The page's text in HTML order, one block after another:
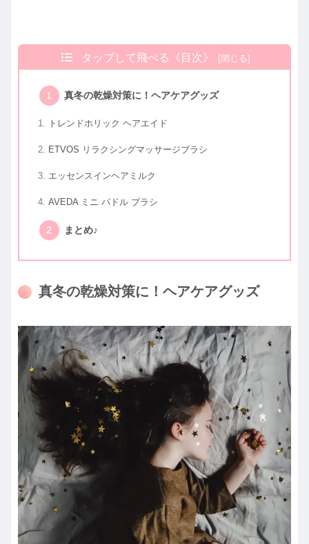
タップして飛べる《目次》
真冬の乾燥対策に！ヘアケアグッズ
トレンドホリック ヘアエイド
ETVOS リラクシングマッサージブラシ
エッセンスインヘアミルク
AVEDA ミニ パドル ブラシ
まとめ♪
真冬の乾燥対策に！ヘアケアグッズ